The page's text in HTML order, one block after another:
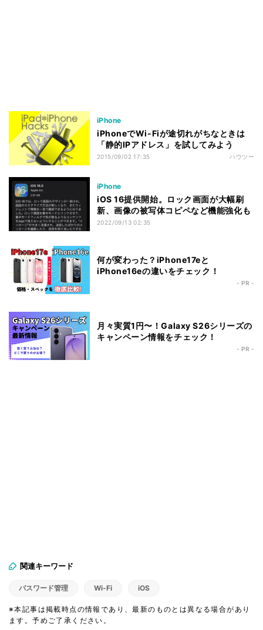
iPhone
iPhoneでWi-Fiが途切れがちなときは
「静的IPアドレス」を試してみよう
2015/09/02 17:35 ハウツー
iPhone
iOS 16提供開始。ロック画面が大幅刷
新、画像の被写体コピペなど機能強化も
2022/09/13 02:35
何が変わった？iPhone17eと
iPhone16eの違いをチェック！
- PR -
月々実質1円〜！Galaxy S26シリーズの
キャンペーン情報をチェック！
- PR -
関連キーワード
パスワード管理 Wi-Fi iOS
※本記事は掲載時点の情報であり、最新のものとは異なる場合があり
ます。予めご了承ください。